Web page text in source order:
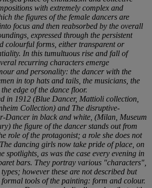
with extremely complex and
the figures of the female dancers are
focus and then reabsorbed by the overall
expressed through the persistent
colourful forms, either transparent or
In this tumultuous rise and fall of
recurring characters emerge
and personality: the dancer with the
in top hats and tails, the musicians, the
edge of the dance floor.
in 1912 (Blue Dancer, Mattioli collection,
Collection) and The disruptive-
Dancer in black and white , (Milan, Museum
the figure of the dancer stands out from
role of the protagonist; a role she does not
dancing girls now take pride of place, on
spotlights, as was the case every evening in
bars. They portray various "characters",
however these are not described but
tools of the painting: form and colour.